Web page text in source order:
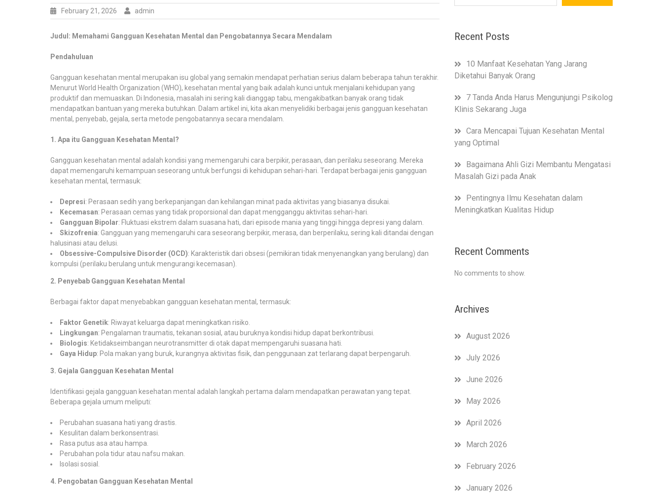
February 21, 2026 admin
Judul: Memahami Gangguan Kesehatan Mental dan Pengobatannya Secara Mendalam
Pendahuluan
Gangguan kesehatan mental merupakan isu global yang semakin mendapat perhatian serius dalam beberapa tahun terakhir.
Menurut World Health Organization (WHO), kesehatan mental yang baik adalah kunci untuk menjalani kehidupan yang
produktif dan memuaskan. Di Indonesia, masalah ini sering kali dianggap tabu, mengakibatkan banyak orang tidak
mendapatkan bantuan yang mereka butuhkan. Dalam artikel ini, kita akan menyelidiki berbagai jenis gangguan kesehatan
mental, penyebab, gejala, serta metode pengobatannya secara mendalam.
1. Apa itu Gangguan Kesehatan Mental?
Gangguan kesehatan mental adalah kondisi yang memengaruhi cara berpikir, perasaan, dan perilaku seseorang. Mereka
dapat memengaruhi kemampuan seseorang untuk berfungsi di kehidupan sehari-hari. Terdapat berbagai jenis gangguan
kesehatan mental, termasuk:
Depresi: Perasaan sedih yang berkepanjangan dan kehilangan minat pada aktivitas yang biasanya disukai.
Kecemasan: Perasaan cemas yang tidak proporsional dan dapat mengganggu aktivitas sehari-hari.
Gangguan Bipolar: Fluktuasi ekstrem dalam suasana hati, dari episode mania yang tinggi hingga depresi yang dalam.
Skizofrenia: Gangguan yang memengaruhi cara seseorang berpikir, merasa, dan berperilaku, sering kali ditandai dengan
halusinasi atau delusi.
Obsessive-Compulsive Disorder (OCD): Karakteristik dari obsesi (pemikiran tidak menyenangkan yang berulang) dan
kompulsi (perilaku berulang untuk mengurangi kecemasan).
2. Penyebab Gangguan Kesehatan Mental
Berbagai faktor dapat menyebabkan gangguan kesehatan mental, termasuk:
Faktor Genetik: Riwayat keluarga dapat meningkatkan risiko.
Lingkungan: Pengalaman traumatis, tekanan sosial, atau buruknya kondisi hidup dapat berkontribusi.
Biologis: Ketidakseimbangan neurotransmitter di otak dapat mempengaruhi suasana hati.
Gaya Hidup: Pola makan yang buruk, kurangnya aktivitas fisik, dan penggunaan zat terlarang dapat berpengaruh.
3. Gejala Gangguan Kesehatan Mental
Identifikasi gejala gangguan kesehatan mental adalah langkah pertama dalam mendapatkan perawatan yang tepat.
Beberapa gejala umum meliputi:
Perubahan suasana hati yang drastis.
Kesulitan dalam berkonsentrasi.
Rasa putus asa atau hampa.
Perubahan pola tidur atau nafsu makan.
Isolasi sosial.
4. Pengobatan Gangguan Kesehatan Mental
Recent Posts
10 Manfaat Kesehatan Yang Jarang
Diketahui Banyak Orang
7 Tanda Anda Harus Mengunjungi Psikolog
Klinis Sekarang Juga
Cara Mencapai Tujuan Kesehatan Mental
yang Optimal
Bagaimana Ahli Gizi Membantu Mengatasi
Masalah Gizi pada Anak
Pentingnya Ilmu Kesehatan dalam
Meningkatkan Kualitas Hidup
Recent Comments
No comments to show.
Archives
August 2026
July 2026
June 2026
May 2026
April 2026
March 2026
February 2026
January 2026